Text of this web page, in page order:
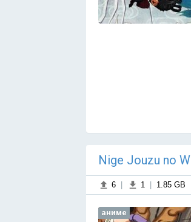
Nige Jouzu no
6 1 1.85 GB
аниме